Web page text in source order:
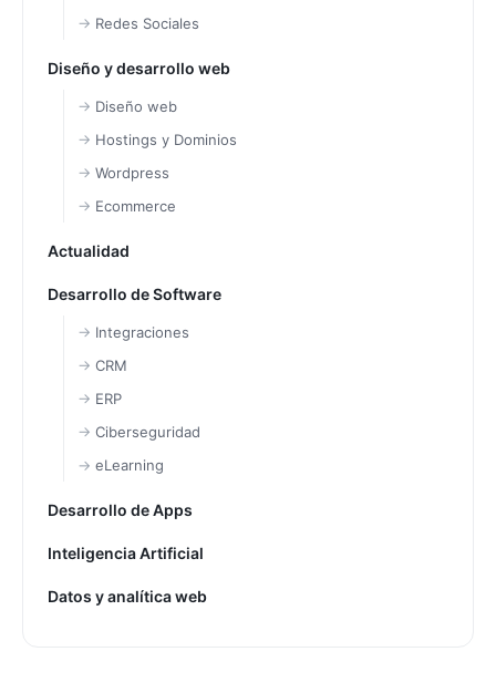
Redes Sociales
Diseño y desarrollo web
Diseño web
Hostings y Dominios
Wordpress
Ecommerce
Actualidad
Desarrollo de Software
Integraciones
CRM
ERP
Ciberseguridad
eLearning
Desarrollo de Apps
Inteligencia Artificial
Datos y analítica web